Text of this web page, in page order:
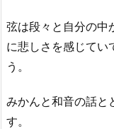
弦は段々と自分の中
に悲しさを感じてい
う。
みかんと和音の話と
す。